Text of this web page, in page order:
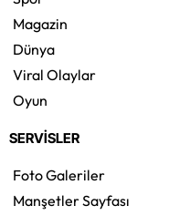
Magazin
Dünya
Viral Olaylar
Oyun
SERVİSLER
Foto Galeriler
Manşetler Sayfası